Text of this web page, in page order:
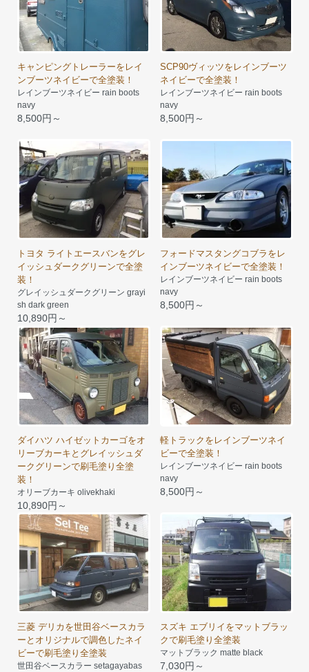
キャンピングトレーラーをレイ
ンブーツネイビーで全塗装！
レインブーツネイビー rain boots
navy
8,500円～
SCP90ヴィッツをレインブーツ
ネイビーで全塗装！
レインブーツネイビー rain boots
navy
8,500円～
トヨタ ライトエースバンをグレ
イッシュダークグリーンで全塗
装！
グレイッシュダークグリーン grayi
sh dark green
10,890円～
フォードマスタングコブラをレ
インブーツネイビーで全塗装！
レインブーツネイビー rain boots
navy
8,500円～
ダイハツ ハイゼットカーゴをオ
リーブカーキとグレイッシュダ
ークグリーンで刷毛塗り全塗
装！
オリーブカーキ olivekhaki
10,890円～
軽トラックをレインブーツネイ
ビーで全塗装！
レインブーツネイビー rain boots
navy
8,500円～
三菱 デリカを世田谷ベースカラ
ーとオリジナルで調色したネイ
ビーで刷毛塗り全塗装
世田谷ベースカラー setagayabas
スズキ エブリイをマットブラッ
クで刷毛塗り全塗装
マットブラック matte black
7,030円～